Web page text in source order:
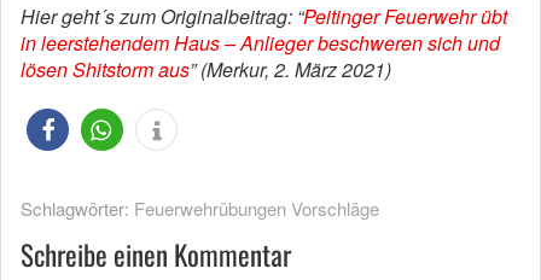
Hier geht´s zum Originalbeitrag: “Peitinger Feuerwehr übt
in leerstehendem Haus – Anlieger beschweren sich und
lösen Shitstorm aus” (Merkur, 2. März 2021)
Schlagwörter: Feuerwehrübungen Vorschläge
Schreibe einen Kommentar